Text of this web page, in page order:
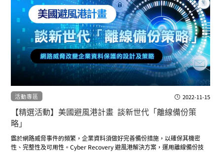
活動專區 2022-11-15
【精選活動】美國避風港計畫 談新世代「離線備份策
略」
鑑於網路威脅事件的頻繁，企業資料須做好完善備份措施，以確保其機密
性、完整性及可用性。Cyber Recovery 避風港解決方案，運用離線備份技